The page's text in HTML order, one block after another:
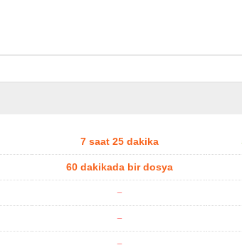
7 saat 25 dakika
60 dakikada bir dosya